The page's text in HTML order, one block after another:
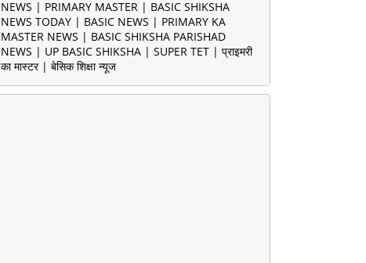
NEWS | PRIMARY MASTER | BASIC SHIKSHA
NEWS TODAY | BASIC NEWS | PRIMARY KA
MASTER NEWS | BASIC SHIKSHA PARISHAD
NEWS | UP BASIC SHIKSHA | SUPER TET | प्राइमरी
का मास्टर | बेसिक शिक्षा न्यूज